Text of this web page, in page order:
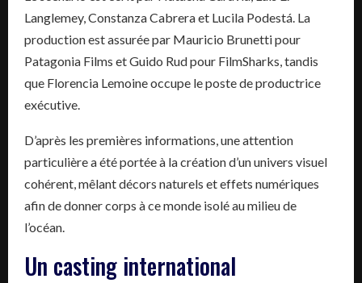
Langlemey, Constanza Cabrera et Lucila Podestá. La
production est assurée par Mauricio Brunetti pour
Patagonia Films et Guido Rud pour FilmSharks, tandis
que Florencia Lemoine occupe le poste de productrice
exécutive.
D’après les premières informations, une attention
particulière a été portée à la création d’un univers visuel
cohérent, mêlant décors naturels et effets numériques
afin de donner corps à ce monde isolé au milieu de
l’océan.
Un casting international